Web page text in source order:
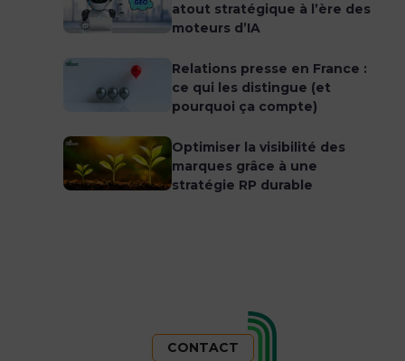
atout stratégique à l’ère des
moteurs d’IA
Relations presse en France :
ce qui les distingue (et
pourquoi ça compte)
Optimiser la visibilité des
marques grâce à une
stratégie RP durable
CONTACT